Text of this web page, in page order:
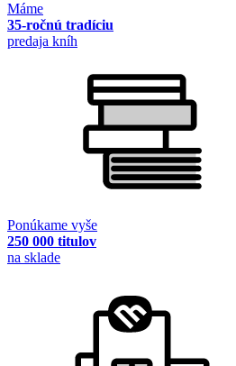
Máme
35-ročnú tradíciu
predaja kníh
Ponúkame vyše
250 000 titulov
na sklade